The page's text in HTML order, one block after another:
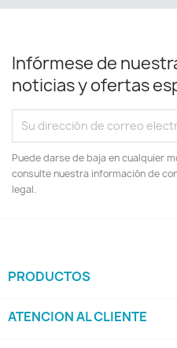
Infórmese de
noticias y ofertas
Puede darse de baja en cualquier
consulte nuestra información de
legal.
PRODUCTOS
ATENCION AL CLIENTE